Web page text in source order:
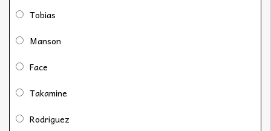
Tobias
Manson
Face
Takamine
Rodriguez